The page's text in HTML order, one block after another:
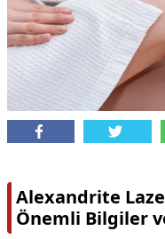
Alexandrite
Önemli Bilgiler